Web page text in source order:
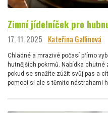
Zimní jídelníček pro
17. 11. 2025 Kateřina Gallinová
Chladné a mrazivé počasí přímo
hutnějších pokrmů. Nabídka chutné
pokud se snažíte zúžit svůj pas a
pomocí si ale s těmito nástrahami